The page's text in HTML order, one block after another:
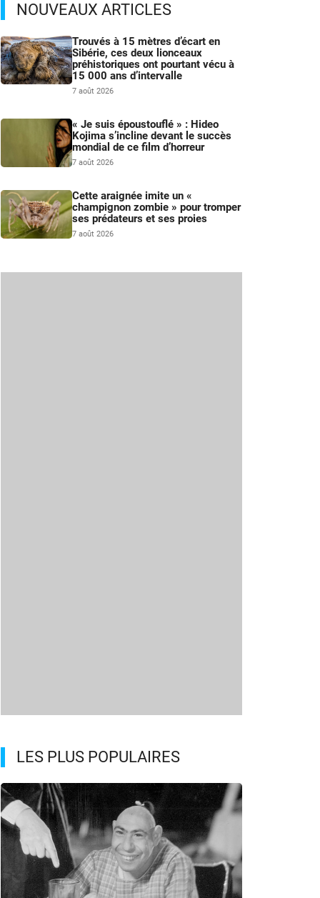
NOUVEAUX ARTICLES
Trouvés à 15 mètres d’écart en
Sibérie, ces deux lionceaux
préhistoriques ont pourtant vécu à
15 000 ans d’intervalle
7 août 2026
« Je suis époustouflé » : Hideo
Kojima s’incline devant le succès
mondial de ce film d’horreur
7 août 2026
Cette araignée imite un «
champignon zombie » pour tromper
ses prédateurs et ses proies
7 août 2026
LES PLUS POPULAIRES